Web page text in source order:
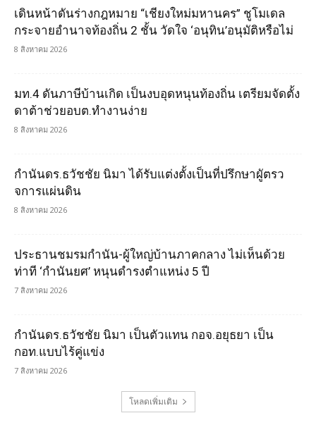
เดินหน้าดันร่างกฎหมาย “เชียงใหม่มหานคร” ชูโมเดล
กระจายอำนาจท้องถิ่น 2 ชั้น วัดใจ ‘อนุทิน’อนุมัติหรือไม่
8 สิงหาคม 2026
มท.4 ดันภาษีบ้านเกิด เป็นงบอุดหนุนท้องถิ่น เตรียมจัดตั้ง
ดาต้าช่วยอบต.ทำงานง่าย
8 สิงหาคม 2026
กำนันดร.ธวัชชัย นิมา ได้รับแต่งตั้งเป็นที่ปรึกษาผูัตรว
จการแผ่นดิน
8 สิงหาคม 2026
ประธานชมรมกำนัน-ผู้ใหญ่บ้านภาคกลาง ไม่เห็นด้วย
ท่าที ‘กำนันยศ’ หนุนดำรงตำแหน่ง 5 ปี
7 สิงหาคม 2026
กำนันดร.ธวัชชัย นิมา เป็นตัวแทน กอจ.อยุธยา เป็น
กอท.แบบไร้คู่แข่ง
7 สิงหาคม 2026
โหลดเพิ่มเติม